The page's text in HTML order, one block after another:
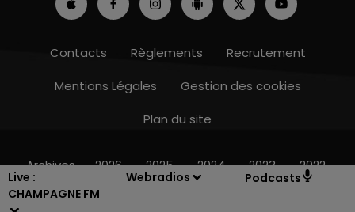
Live :
CHAMPAGNE FM
Webradios Podcasts
10h00 - 14h00
Contacts Règlements
Recrutement
Mentions Légales
Gestion des cookies
Plan du site
Archives 2026 2025 2024 2023 2022